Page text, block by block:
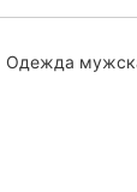
Одежда